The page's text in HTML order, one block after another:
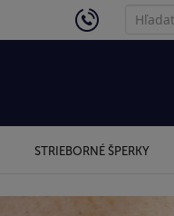
4434
STRIEBORNÉ ŠPERKY